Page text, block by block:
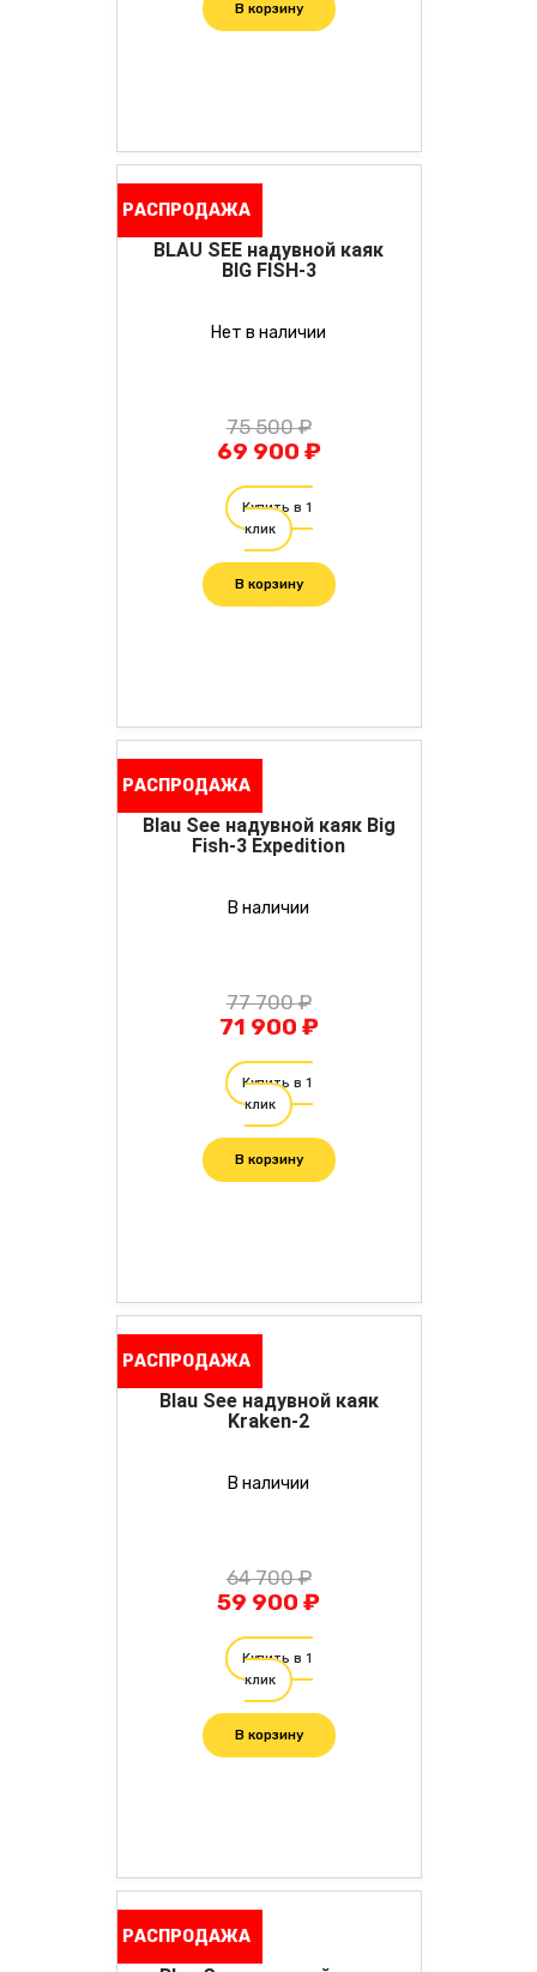
В корзину
РАСПРОДАЖА
BLAU SEE надувной каяк
BIG FISH-3
Нет в наличии
75 500 ₽
69 900 ₽
Купить в 1
клик
В корзину
РАСПРОДАЖА
Blau See надувной каяк Big
Fish-3 Expedition
В наличии
77 700 ₽
71 900 ₽
Купить в 1
клик
В корзину
РАСПРОДАЖА
Blau See надувной каяк
Kraken-2
В наличии
64 700 ₽
59 900 ₽
Купить в 1
клик
В корзину
РАСПРОДАЖА